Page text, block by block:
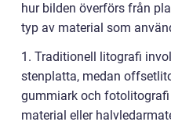
hur bilden överförs från
typ av material som
1. Traditionell litografi
stenplatta, medan
gummiark och
material eller